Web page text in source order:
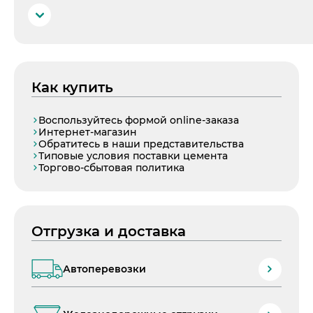
Преимущества
нормальных температур
Для цементирования нефтяных, газовых и других
Преимущества
Стабильность качественных характеристик.
Как купить
Воспользуйтесь формой online-заказа
Интернет-магазин
Обратитесь в наши представительства
Типовые условия поставки цемента
Торгово-сбытовая политика
Отгрузка и доставка
Автоперевозки